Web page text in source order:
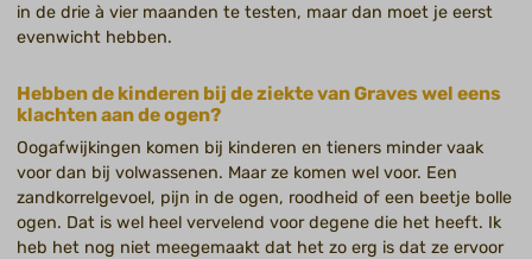
in de drie à vier maanden te testen, maar dan moet je eerst
evenwicht hebben.
Hebben de kinderen bij de ziekte van Graves wel eens
klachten aan de ogen?
Oogafwijkingen komen bij kinderen en tieners minder vaak
voor dan bij volwassenen. Maar ze komen wel voor. Een
zandkorrelgevoel, pijn in de ogen, roodheid of een beetje bolle
ogen. Dat is wel heel vervelend voor degene die het heeft. Ik
heb het nog niet meegemaakt dat het zo erg is dat ze ervoor